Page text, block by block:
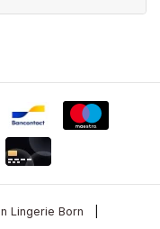
Lingerie Born